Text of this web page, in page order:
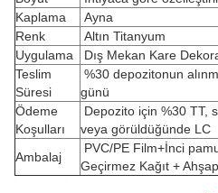
Kaplama
Ayna
Renk
Altın Titanyum
Uygulama
Dış Mekan Kare
Teslim
Süresi
%30 depozitonun
günü
Ödeme
Koşulları
Depozito için %30 TT,
veya görüldüğünde LC
Ambalaj
PVC/PE Film+İnci
Geçirmez Kağıt +